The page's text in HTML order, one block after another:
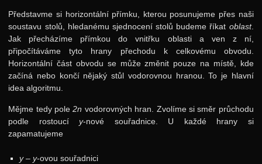
Představme si horizontální přímku, kterou posunujeme přes naši
soustavu stolů, hledanému sjednocení stolů budeme říkat oblast.
Jak přecházíme přímkou do vnitřku oblasti a ven z ní,
připočítáváme tyto hrany přechodu k celkovému obvodu.
Horizontální část obvodu se může změnit pouze na místě, kde
začíná nebo končí nějaký stůl vodorovnou hranou. To je hlavní
idea algoritmu.
Mějme tedy pole2n vodorovných hran. Zvolíme si směr průchodu
podle rostoucíy-nové souřadnice. U každé hrany si
zapamatujeme
y–y-ovou souřadnici